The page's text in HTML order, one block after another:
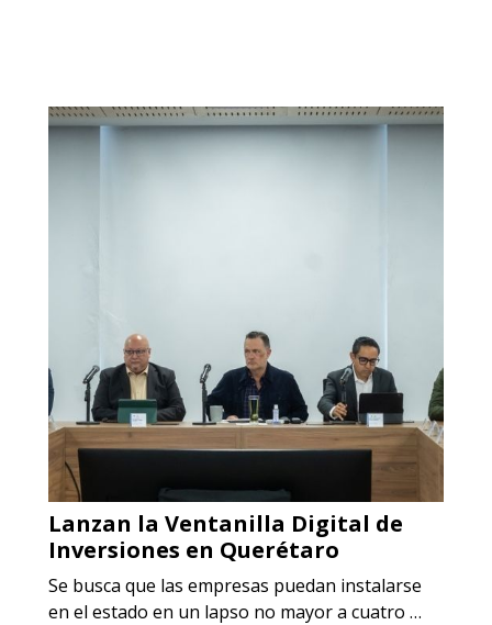
Lanzan la Ventanilla Digital de
Inversiones en Querétaro
Se busca que las empresas puedan instalarse
en el estado en un lapso no mayor a cuatro …